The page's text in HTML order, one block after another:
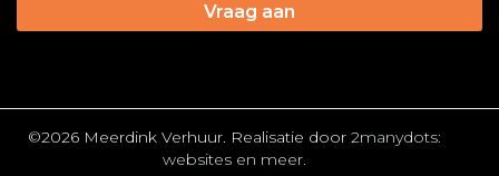
©2026 Meerdink Verhuur. Realisatie door 2manydots:
websites en meer.